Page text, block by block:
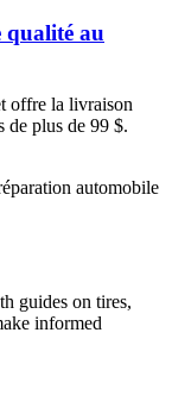
qualité au
offre la livraison
de plus de 99 $.
automobile
guides on tires,
informed